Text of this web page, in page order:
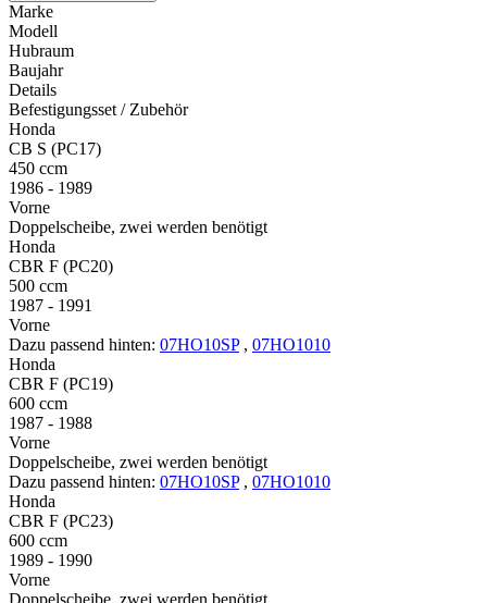
Marke
Modell
Hubraum
Baujahr
Details
Befestigungsset / Zubehör
Honda
CB S (PC17)
450 ccm
1986 - 1989
Vorne
Doppelscheibe, zwei werden benötigt
Honda
CBR F (PC20)
500 ccm
1987 - 1991
Vorne
Dazu passend hinten: 07HO10SP , 07HO1010
Honda
CBR F (PC19)
600 ccm
1987 - 1988
Vorne
Doppelscheibe, zwei werden benötigt
Dazu passend hinten: 07HO10SP , 07HO1010
Honda
CBR F (PC23)
600 ccm
1989 - 1990
Vorne
Doppelscheibe, zwei werden benötigt